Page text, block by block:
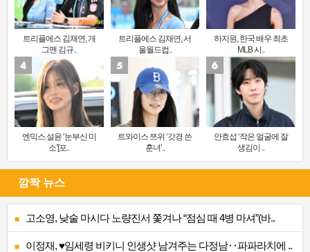
트리플에스 김채연, 개
그맨 김규..
트리플에스 김채연, 서
울월드컵..
하지원, 한국 배우 최초
MLB 시..
엔믹스 설윤 ‘눈부신 미
소’[포..
트와이스 쯔위 ‘갓경 쓴
훈녀’..
안효섭 ‘작은 얼굴에 잘
생김이 ..
깜짝 뉴스
고소영, 낮술 마시다 노량진서 쫓겨나 “점심 때 4병 마셔”(바..
이정재, ♥임세령 비키니 인생샷 남겨주는 다정남‥파파라치에 ..